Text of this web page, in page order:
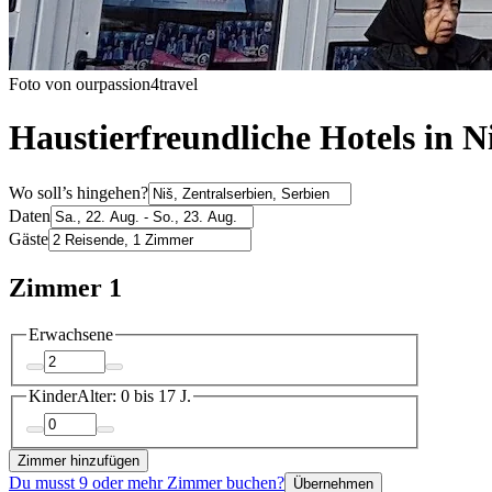
Foto von ourpassion4travel
Haustierfreundliche Hotels in
Wo soll’s hingehen?
Daten
Gäste
Zimmer 1
Erwachsene
KinderAlter: 0 bis 17 J.
Zimmer hinzufügen
Du musst 9 oder mehr Zimmer buchen? Übernehmen